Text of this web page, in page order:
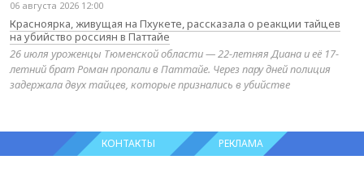
06 августа 2026 12:00
Красноярка, живущая на Пхукете, рассказала о реакции тайцев
на убийство россиян в Паттайе
26 июля уроженцы Тюменской области — 22-летняя Диана и её 17-
летний брат Роман пропали в Паттайе. Через пару дней полиция
задержала двух тайцев, которые признались в убийстве
КОНТАКТЫ РЕКЛАМА